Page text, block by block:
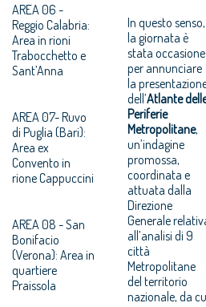
AREA 06 -
Reggio Calabria:
Area in rioni
Trabocchetto e
Sant’Anna
AREA 07- Ruvo
di Puglia (Bari):
Area ex
Convento in
rione Cappuccini
AREA 08 - San
Bonifacio
(Verona): Area in
quartiere
Praissola
In questo senso,
la giornata è
stata occasione
per annunciare
la
dell’Atlante
Periferie
Metropolitane,
un’indagine
promossa,
coordinata e
attuata dalla
Direzione
Generale
all’analisi di 9
città
Metropolitane
del territorio
nazionale, da